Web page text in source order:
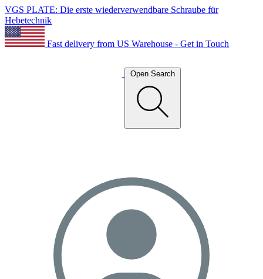
VGS PLATE: Die erste wiederverwendbare Schraube für
Hebetechnik
Fast delivery from US Warehouse - Get in Touch
Open Search